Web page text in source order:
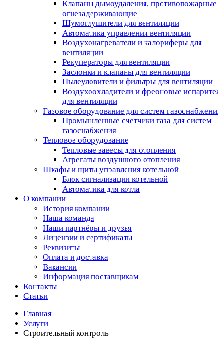
Клапаны дымоудаления, противопожарные
огнезадерживающие
Шумоглушители для вентиляции
Автоматика управления вентиляции
Воздухонагреватели и калориферы для
вентиляции
Рекуператоры для вентиляции
Заслонки и клапаны для вентиляции
Пылеуловители и фильтры для вентиляции
Воздухоохладители и фреоновые
для вентиляции
Газовое оборудование для систем
Промышленные счетчики газа для систем
газоснабжения
Тепловое оборудование
Тепловые завесы для отопления
Агрегаты воздушного отопления
Шкафы и щиты управления котельной
Блок сигнализации котельной
Автоматика для котла
О компании
История компании
Наша команда
Наши партнёры и друзья
Лицензии и сертификаты
Реквизиты
Оплата и доставка
Вакансии
Информация поставщикам
Контакты
Статьи
Главная
Услуги
Строительный контроль